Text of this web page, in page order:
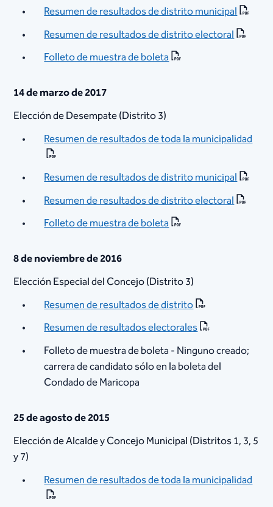
Resumen de resultados de distrito municipal
Resumen de resultados de distrito electoral
Folleto de muestra de boleta​
14 de marzo de 2017
Elección de Desempate (Distrito 3)
Resumen de resultados de toda la municipalidad
Resumen de resultados de distrito municipal
Resumen de resultados de distrito electoral
Folleto de muestra de boleta​
8 de noviembre de 2016
Elección Especial del Concejo (Distrito 3)
Resumen de resultados de distrito
Resumen de resultados electorales
Folleto de muestra de boleta - Ninguno creado;
carrera de candidato sólo en la boleta del
Condado de Maricopa
25 de agosto de 2015
Elección de Alcalde y Concejo Municipal (Distritos 1, 3, 5
y 7)
Resumen de resultados de toda la municipalidad